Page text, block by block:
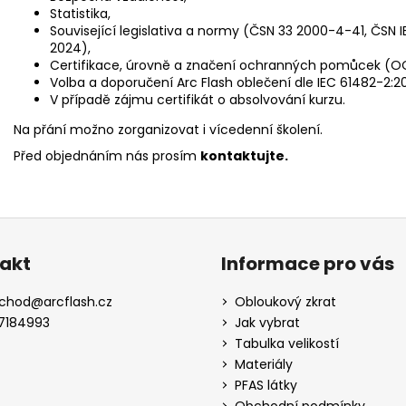
Statistika,
Související legislativa a normy (ČSN 33 2000-4-41, ČSN
2024),
Certifikace, úrovně a značení ochranných pomůcek
Volba a doporučení Arc Flash oblečení dle IEC 61482-
V případě zájmu certifikát o absolvování kurzu.
Na přání možno zorganizovat i vícedenní školení.
Před objednáním nás prosím kontaktujte.
@arcflash.cz
Informace pro vás
Obloukový zkrat
Jak vybrat
Tabulka velikostí
Materiály
PFAS látky